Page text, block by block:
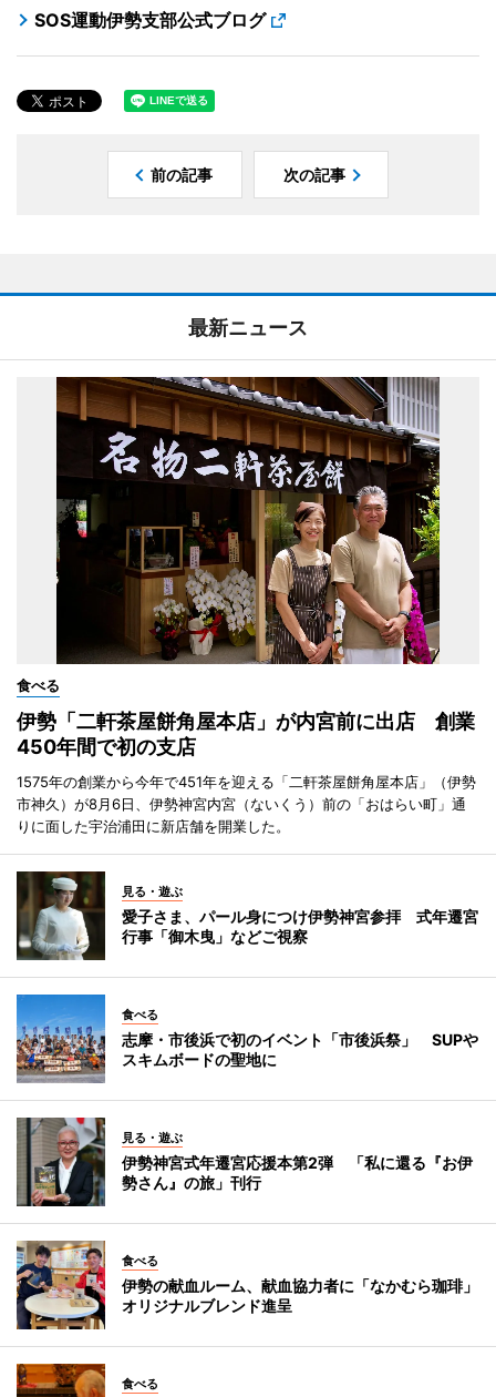
SOS運動伊勢支部公式ブログ
前の記事 次の記事
最新ニュース
食べる
伊勢「二軒茶屋餅角屋本店」が内宮前に出店 創業
450年間で初の支店
1575年の創業から今年で451年を迎える「二軒茶屋餅角屋本店」（伊勢
市神久）が8月6日、伊勢神宮内宮（ないくう）前の「おはらい町」通
りに面した宇治浦田に新店舗を開業した。
見る・遊ぶ
愛子さま、パール身につけ伊勢神宮参拝 式年遷宮
行事「御木曳」などご視察
食べる
志摩・市後浜で初のイベント「市後浜祭」 SUPや
スキムボードの聖地に
見る・遊ぶ
伊勢神宮式年遷宮応援本第2弾 「私に還る『お伊
勢さん』の旅」刊行
食べる
伊勢の献血ルーム、献血協力者に「なかむら珈琲」
オリジナルブレンド進呈
食べる